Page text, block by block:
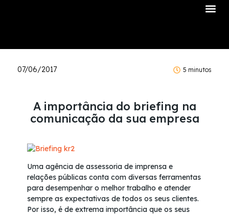
07/06/2017 5 minutos
A importância do briefing na
comunicação da sua empresa
Uma agência de assessoria de imprensa e
relações públicas conta com diversas ferramentas
para desempenhar o melhor trabalho e atender
sempre as expectativas de todos os seus clientes.
Por isso, é de extrema importância que os seus